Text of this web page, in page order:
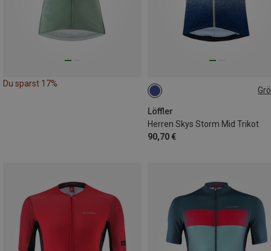
Du sparst 17%
Löffler
Herren Skys Storm Mid Trikot
90,70 €
XS